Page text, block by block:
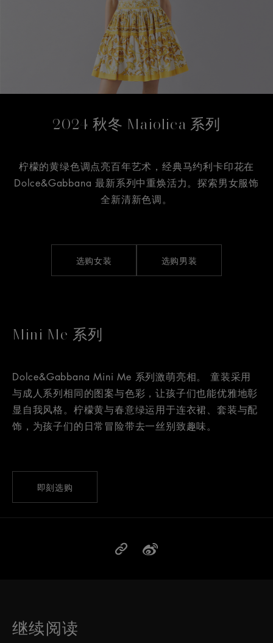
2024 秋冬 Maiolica 系列
柠檬的黄绿色调点亮百年艺术，经典马约利卡印花在
Dolce&Gabbana 最新系列中重焕活力。探索男女服饰
全新清新色调。
选购女装 选购男装
Mini Me 系列
Dolce&Gabbana Mini Me 系列激萌亮相。 童装采用
与成人系列相同的图案与色彩，让孩子们也能优雅地彰
显自我风格。柠檬黄与春意绿运用于连衣裙、套装与配
饰，为孩子们的日常冒险带去一丝别致趣味。
即刻选购
继续阅读